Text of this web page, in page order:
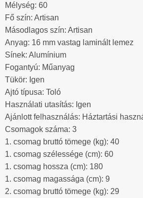
Mélység: 60
Fő szín: Artisan
Másodlagos szín: Artisan
Anyag: 16 mm vastag laminált lemez
Sínek: Alumínium
Fogantyú: Műanyag
Tükör: Igen
Ajtó típusa: Toló
Használati utasítás: Igen
Ajánlott felhasználás: Háztartási
Csomagok száma: 3
1. csomag bruttó tömege (kg): 40
1. csomag szélessége (cm): 60
1. csomag hossza (cm): 180
1. csomag magassága (cm): 9
2. csomag bruttó tömege (kg): 29